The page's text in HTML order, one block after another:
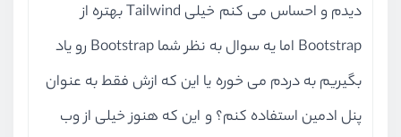
دیدم و احساس می کنم خیلی Tailwind بهتره از
Bootstrap اما یه سوال به نظر شما Bootstrap رو یاد
بگیریم به دردم می خوره یا این که ازش فقط به عنوان
پنل ادمین استفاده کنم؟ و این که هنوز خیلی از وب